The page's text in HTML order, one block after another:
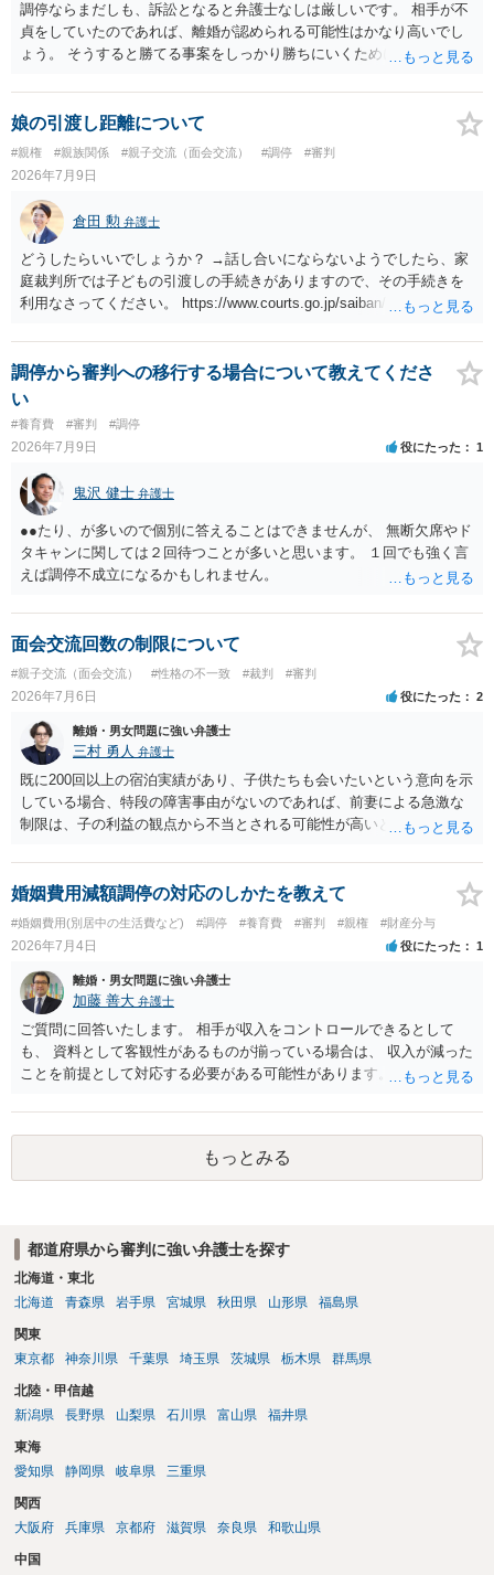
調停ならまだしも、訴訟となると弁護士なしは厳しいです。 相手が不
貞をしていたのであれば、離婚が認められる可能性はかなり高いでし
ょう。 そうすると勝てる事案をしっかり勝ちにいくためにも弁護士委
娘の引渡し距離について
#親権 #親族関係 #親子交流（面会交流） #調停 #審判
2026年7月9日
倉田 勲 弁護士
どうしたらいいでしょうか？ →話し合いにならないようでしたら、家
庭裁判所では子どもの引渡しの手続きがありますので、その手続きを
利用なさってください。 https://www.courts.go.jp/saiban/syurui/syurui
調停から審判への移行する場合について教えてくださ
い
#養育費 #審判 #調停
2026年7月9日 役にたった 1
鬼沢 健士 弁護士
●●たり、が多いので個別に答えることはできませんが、 無断欠席やド
タキャンに関しては２回待つことが多いと思います。 １回でも強く言
えば調停不成立になるかもしれません。
面会交流回数の制限について
#親子交流（面会交流） #性格の不一致 #裁判 #審判
2026年7月6日 役にたった 2
離婚・男女問題に強い弁護士
三村 勇人 弁護士
既に200回以上の宿泊実績があり、子供たちも会いたいという意向を示
している場合、特段の障害事由がないのであれば、前妻による急激な
制限は、子の利益の観点から不当とされる可能性が高いと考えられま
面会交流となることが期待できるかと思われます。
婚姻費用減額調停の対応のしかたを教えて
#婚姻費用(別居中の生活費など) #調停 #養育費 #審判 #親権 #財産分与
2026年7月4日 役にたった 1
離婚・男女問題に強い弁護士
加藤 善大 弁護士
ご質問に回答いたします。 相手が収入をコントロールできるとして
も、 資料として客観性があるものが揃っている場合は、 収入が減った
ことを前提として対応する必要がある可能性があります。 その場合
手の提案が、その想定と比較してご自身に都合がいいのか悪いのかを
考えて今後の方針を決めるといいです。 例えば、審判になれば相手の
提案よりさらに減額される可能性がありそうな場合は、むしろ調停で
まとめた方がご自身にとっても有利になり得ます。 それに対して、そ
えられますが、 その前に、 可能であれば、ご依頼になるかは別にし
て、お近くの弁護士に直接相談されて、今後の対応についてアドバイ
スを求めることをおすすめいたします。 （年間数百万円の減額という
とを検討されてもいいと思います。） ご参考にしていただけますと幸
いです。
もっとみる
都道府県から審判に強い弁護士を探す
北海道・東北
北海道
青森県 岩手県 宮城県 秋田県 山形県 福島県
関東
東京都
神奈川県 千葉県 埼玉県 茨城県 栃木県 群馬県
北陸・甲信越
新潟県
長野県 山梨県 石川県 富山県 福井県
東海
愛知県
静岡県 岐阜県 三重県
関西
大阪府
兵庫県 京都府 滋賀県 奈良県 和歌山県
中国